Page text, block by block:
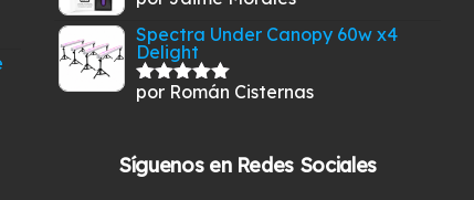
Spectra Under Canopy 60w x4
Delight
Valorado
por Román Cisternas
Síguenos en Redes Sociales